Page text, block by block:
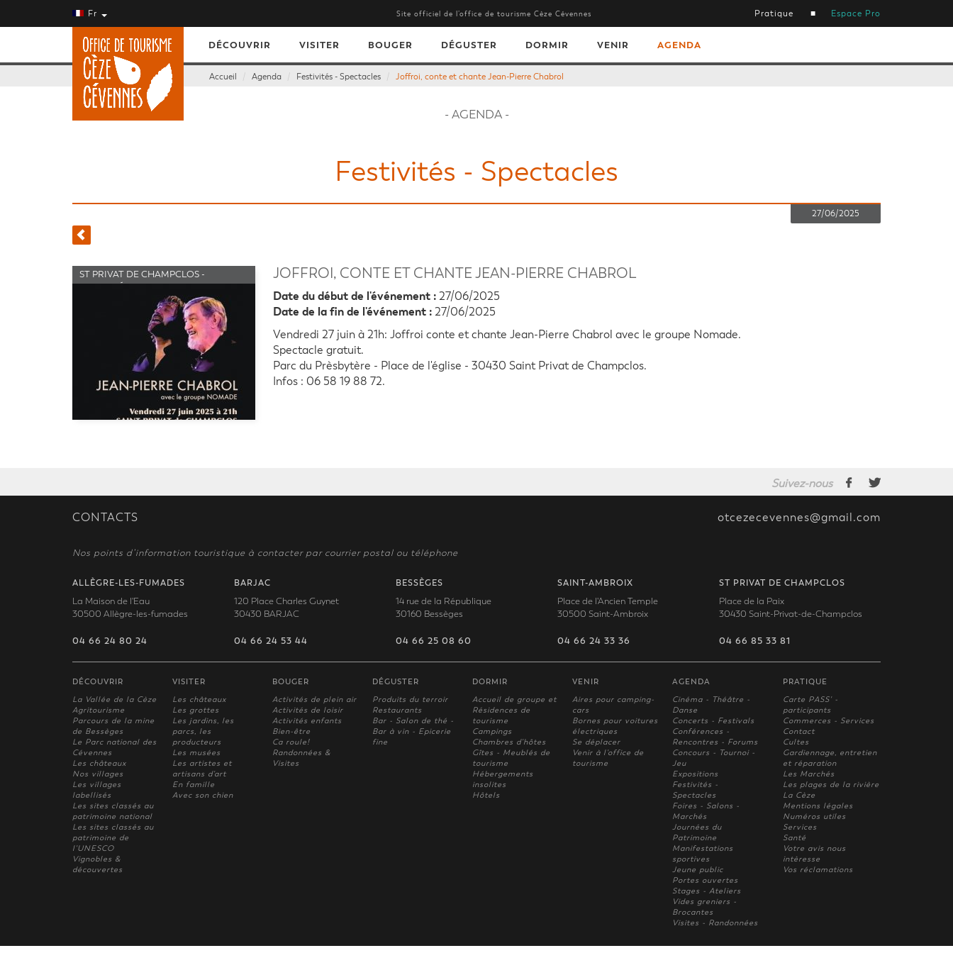
Fr Site officiel de l’office de tourisme Cèze Cévennes Pratique Espace Pro
DÉCOUVRIR VISITER BOUGER DÉGUSTER DORMIR VENIR AGENDA
Accueil Agenda Festivités - Spectacles Joffroi, conte et chante Jean-Pierre Chabrol
- AGENDA -
Festivités - Spectacles
27/06/2025
ST PRIVAT DE CHAMPCLOS -
FESTIVITÉS - SPECTACLES
JOFFROI, CONTE ET CHANTE JEAN-PIERRE CHABROL
Date du début de l'événement : 27/06/2025
Date de la fin de l'événement : 27/06/2025
Vendredi 27 juin à 21h: Joffroi conte et chante Jean-Pierre Chabrol avec le groupe Nomade.
Spectacle gratuit.
Parc du Prèsbytère - Place de l'église - 30430 Saint Privat de Champclos.
Infos : 06 58 19 88 72.
Suivez-nous
CONTACTS otcezecevennes@gmail.com
Nos points d’information touristique à contacter par courrier postal ou téléphone
ALLÈGRE-LES-FUMADES
La Maison de l'Eau
30500 Allègre-les-fumades
04 66 24 80 24
BARJAC
120 Place Charles Guynet
30430 BARJAC
04 66 24 53 44
BESSÈGES
14 rue de la République
30160 Bessèges
04 66 25 08 60
SAINT-AMBROIX
Place de l'Ancien Temple
30500 Saint-Ambroix
04 66 24 33 36
ST PRIVAT DE CHAMPCLOS
Place de la Paix
30430 Saint-Privat-de-Champclos
04 66 85 33 81
DÉCOUVRIR
La Vallée de la Cèze
Agritourisme
Parcours de la mine
de Bessèges
Le Parc national des
Cévennes
Les châteaux
Nos villages
Les villages
labellisés
Les sites classés au
patrimoine national
Les sites classés au
patrimoine de
l'UNESCO
Vignobles &
découvertes
VISITER
Les châteaux
Les grottes
Les jardins, les
parcs, les
producteurs
Les musées
Les artistes et
artisans d'art
En famille
Avec son chien
BOUGER
Activités de plein air
Activités de loisir
Activités enfants
Bien-être
Ca roule!
Randonnées &
Visites
DÉGUSTER
Produits du terroir
Restaurants
Bar - Salon de thé -
Bar à vin - Epicerie
fine
DORMIR
Accueil de groupe et
Résidences de
tourisme
Campings
Chambres d'hôtes
Gîtes - Meublés de
tourisme
Hébergements
insolites
Hôtels
VENIR
Aires pour camping-
cars
Bornes pour voitures
électriques
Se déplacer
Venir à l'office de
tourisme
AGENDA
Cinéma - Théâtre -
Danse
Concerts - Festivals
Conférences -
Rencontres - Forums
Concours - Tournoi -
Jeu
Expositions
Festivités -
Spectacles
Foires - Salons -
Marchés
Journées du
Patrimoine
Manifestations
sportives
Jeune public
Portes ouvertes
Stages - Ateliers
Vides greniers -
Brocantes
Visites - Randonnées
PRATIQUE
Carte PASS' -
participants
Commerces - Services
Contact
Cultes
Gardiennage, entretien
et réparation
Les Marchés
Les plages de la rivière
La Cèze
Mentions légales
Numéros utiles
Services
Santé
Votre avis nous
intèresse
Vos réclamations